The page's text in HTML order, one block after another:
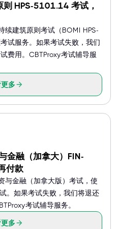
HPS-5101.14 考试，
续建筑原则考试（BOMI HPS-
试服务。如果考试失败，我们
费用。CBTProxy考试辅导服
多
金融（加拿大）FIN-
付款
与金融（加拿大版）考试，使
。如果考试失败，我们将退还
考试辅导服务。
多